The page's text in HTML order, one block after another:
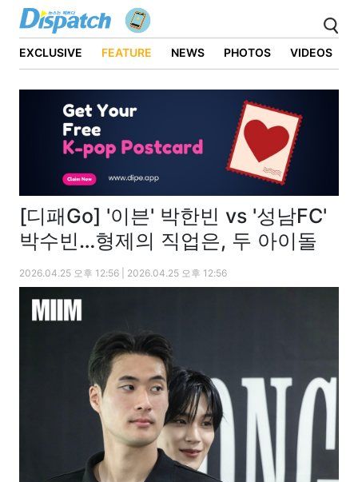
EXCLUSIVE FEATURE NEWS PHOTOS VIDEOS
[디패Go] '이븐' 박한빈 vs '성남FC'
박수빈…형제의 직업은, 두 아이돌
2026.04.25 오후 12:56 | 2026.04.25 오후 12:56